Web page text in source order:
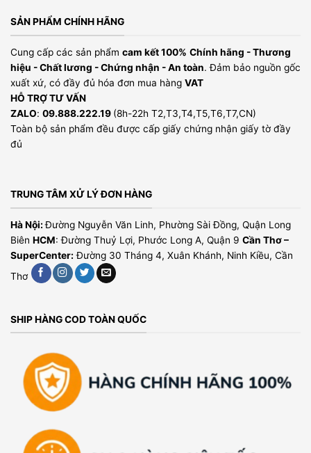
SẢN PHẨM CHÍNH HÃNG
Cung cấp các sản phẩm cam kết 100% Chính hãng - Thương
hiệu - Chất lương - Chứng nhận - An toàn. Đảm bảo nguồn gốc
xuất xứ, có đầy đủ hóa đơn mua hàng VAT
HỖ TRỢ TƯ VẤN
ZALO: 09.888.222.19 (8h-22h T2,T3,T4,T5,T6,T7,CN)
Toàn bộ sản phẩm đều được cấp giấy chứng nhận giấy tờ đầy
đủ
TRUNG TÂM XỬ LÝ ĐƠN HÀNG
Hà Nội:Đường Nguyễn Văn Linh, Phường Sài Đồng, Quận Long
Biên HCM: Đường Thuỷ Lợi, Phước Long A, Quận 9 Cần Thơ –
SuperCenter: Đường 30 Tháng 4, Xuân Khánh, Ninh Kiều, Cần
Thơ
SHIP HÀNG COD TOÀN QUỐC